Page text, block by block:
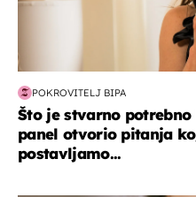
POKROVITELJ BIPA
Što je stvarno
panel otvorio pitanja
postavljamo...